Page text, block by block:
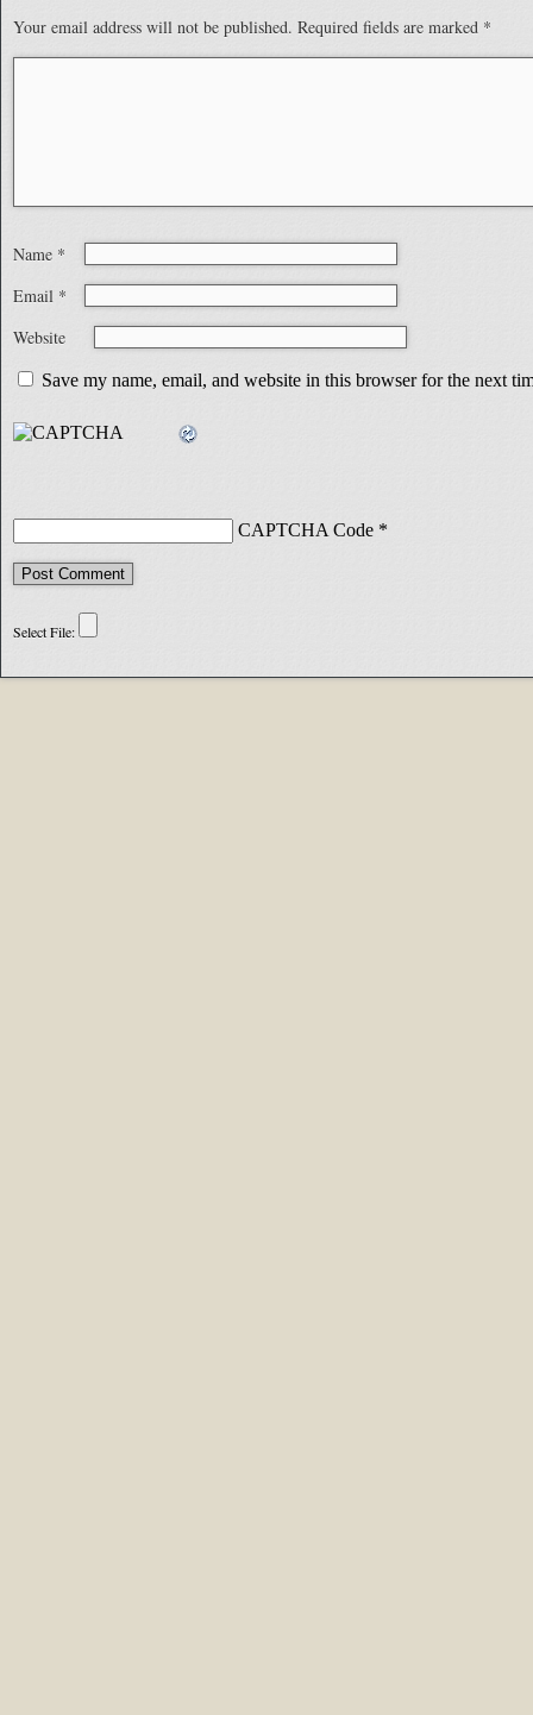
Your email address will not be published. Required fields are marked *
Name *
Email *
Website
Save my name, email, and website in this browser for the next
CAPTCHA Code *